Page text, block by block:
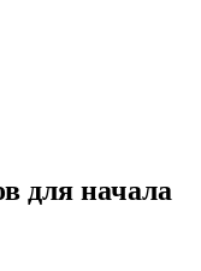
для начала